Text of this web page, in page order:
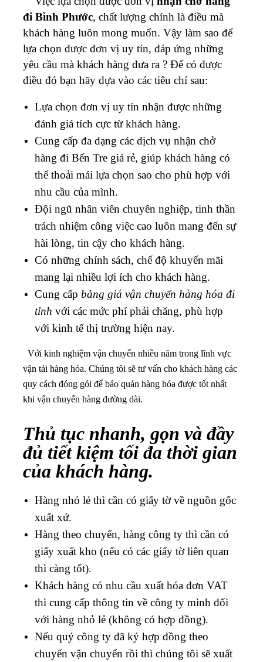
đi Bình Phước, chất lượng chính là điều mà
khách hàng luôn mong muốn. Vậy làm sao để
lựa chọn được đơn vị uy tín, đáp ứng những
yêu cầu mà khách hàng đưa ra ? Để có được
điều đó bạn hãy dựa vào các tiêu chí sau:
Lựa chọn đơn vị uy tín nhận được những
đánh giá tích cực từ khách hàng.
Cung cấp đa dạng các dịch vụ nhận chở
hàng đi Bến Tre giá rẻ, giúp khách hàng có
thể thoải mái lựa chọn sao cho phù hợp với
nhu cầu của mình.
Đội ngũ nhân viên chuyên nghiệp, tinh thần
trách nhiệm công việc cao luôn mang đến sự
hài lòng, tin cậy cho khách hàng.
Có những chính sách, chế độ khuyến mãi
mang lại nhiều lợi ích cho khách hàng.
Cung cấp bảng giá vận chuyển hàng hóa đi
tỉnh với các mức phí phải chăng, phù hợp
với kinh tế thị trường hiện nay.
Với kinh nghiệm vận chuyển nhiều năm trong lĩnh vực
vận tải hàng hóa. Chúng tôi sẽ tư vấn cho khách hàng các
quy cách đóng gói để bảo quản hàng hóa được tốt nhất
khi vận chuyển hàng đường dài.
Thủ tục nhanh, gọn và đầy
đủ tiết kiệm tối đa thời gian
của khách hàng.
Hàng nhỏ lẻ thì cần có giấy tờ về nguồn gốc
xuất xứ.
Hàng theo chuyến, hàng công ty thì cần có
giấy xuất kho (nếu có các giấy tờ liên quan
thì càng tốt).
Khách hàng có nhu cầu xuất hóa đơn VAT
thì cung cấp thông tin về công ty mình đối
với hàng nhỏ lẻ (không có hợp đồng).
Nếu quý công ty đã ký hợp đồng theo
chuyến vận chuyển rồi thì chúng tôi sẽ xuất